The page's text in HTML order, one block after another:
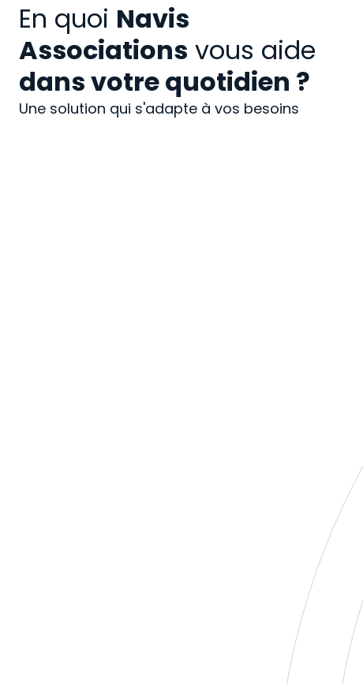
En quoi Navis
Associations vous aide
dans votre quotidien ?
Une solution qui s'adapte à vos besoins